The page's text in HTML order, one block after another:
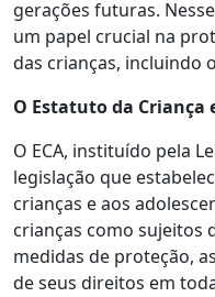
gerações futuras.
um papel crucial na
das crianças, incluindo
O Estatuto da Criança
O ECA, instituído pela
legislação que
crianças e aos
crianças como sujeitos
medidas de proteção,
de seus direitos em